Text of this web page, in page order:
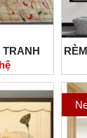
TRANH
BẢN